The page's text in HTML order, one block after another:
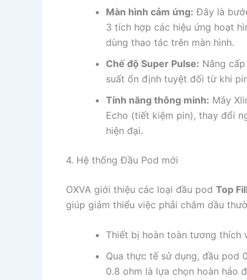
Màn hình cảm ứng: Đây là
3 tích hợp các hiệu ứng hoạt
dùng thao tác trên màn hình.
Chế độ Super Pulse: Nâng
suất ổn định tuyệt đối từ khi
Tính năng thông minh: Máy
Echo (tiết kiệm pin), thay đổi
hiện đại.
4. Hệ thống Đầu Pod mới
OXVA giới thiệu các loại đầu pod Top
giúp giảm thiểu việc phải châm dầu
Thiết bị hoàn toàn tương thích
Qua thực tế sử dụng, đầu pod
0.8 ohm là lựa chọn hoàn hảo